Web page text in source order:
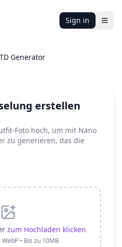
Sign in
Generator
erstellen
Foto hoch, um mit Nano
zu generieren, das die
zum Hochladen klicken
WebP • Bis zu 10MB